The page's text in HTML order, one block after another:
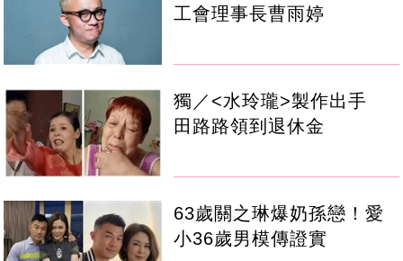
工會理事長曹雨婷
獨／<水玲瓏>製作出手
田路路領到退休金
63歲關之琳爆奶孫戀！愛
小36歲男模傳證實